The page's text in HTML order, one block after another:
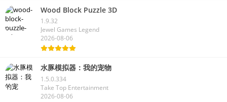
Wood Block Puzzle 3D
1.9.32
Jewel Games Legend
2026-08-06
水豚模拟器：我的宠物
1.5.0.334
Take Top Entertainment
2026-08-06